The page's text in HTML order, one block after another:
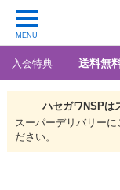
MENU
入会特典 送料無
ハセガワNSPは
スーパーデリバリー
ださい。